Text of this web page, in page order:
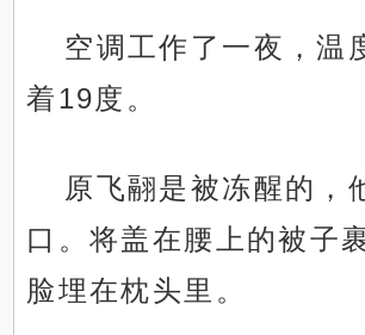
空调工作了一夜，温
着19度。
原飞翮是被冻醒的，
口。将盖在腰上的被子
脸埋在枕头里。